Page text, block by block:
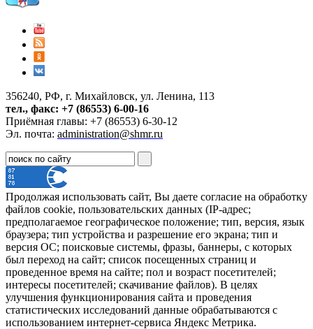
356240, РФ, г. Михайловск, ул. Ленина, 113
тел., факс: +7 (86553) 6-00-16
Приёмная главы: +7 (86553) 6-30-12
Эл. почта: administration@shmr.ru
Продолжая использовать сайт, Вы даете согласие на обработку
файлов cookie, пользовательских данных (IP-адрес;
предполагаемое географическое положение; тип, версия, язык
браузера; тип устройства и разрешение его экрана; тип и
версия ОС; поисковые системы, фразы, баннеры, с которых
был переход на сайт; список посещенных страниц и
проведенное время на сайте; пол и возраст посетителей;
интересы посетителей; скачивание файлов). В целях
улучшения функционирования сайта и проведения
статистических исследований данные обрабатываются с
использованием интернет-сервиса Яндекс Метрика.